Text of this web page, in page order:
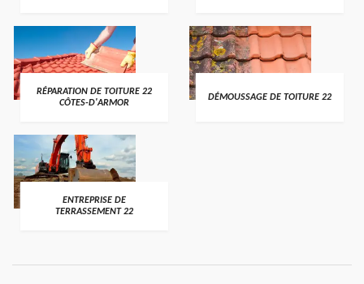
RÉPARATION DE TOITURE 22
CÔTES-D'ARMOR
DÉMOUSSAGE DE TOITURE 22
ENTREPRISE DE
TERRASSEMENT 22